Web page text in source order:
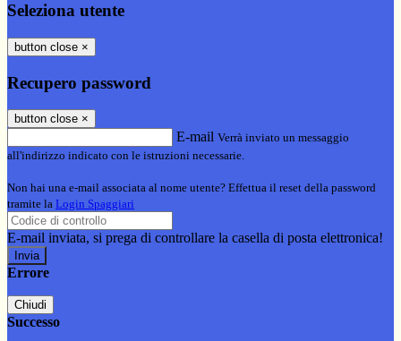
Seleziona utente
button close ×
Recupero password
button close ×
E-mail Verrà inviato un messaggio
all'indirizzo indicato con le istruzioni necessarie.
Non hai una e-mail associata al nome utente? Effettua il reset della password
tramite la Login Spaggiari
E-mail inviata, si prega di controllare la casella di posta elettronica!
Errore
Chiudi
Successo